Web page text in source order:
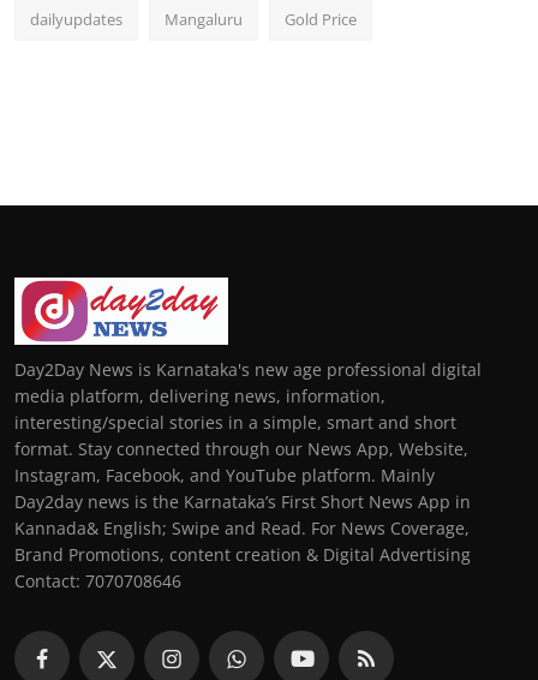
dailyupdates Mangaluru Gold Price
Day2Day News is Karnataka's new age professional digital
media platform, delivering news, information,
interesting/special stories in a simple, smart and short
format. Stay connected through our News App, Website,
Instagram, Facebook, and YouTube platform. Mainly
Day2day news is the Karnataka’s First Short News App in
Kannada& English; Swipe and Read. For News Coverage,
Brand Promotions, content creation & Digital Advertising
Contact: 7070708646